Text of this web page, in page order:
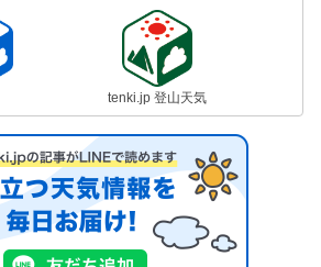
tenki.jp 登山天気